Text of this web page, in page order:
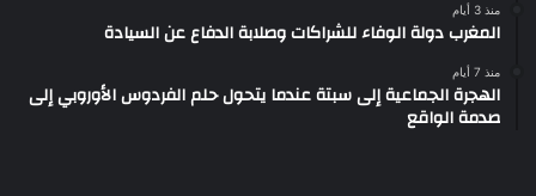
منذ 3 أيام
المغرب دولة الوفاء للشراكات وصلابة الدفاع عن السيادة
منذ 7 أيام
الهجرة الجماعية إلى سبتة عندما يتحول حلم الفردوس الأوروبي إلى
صدمة الواقع